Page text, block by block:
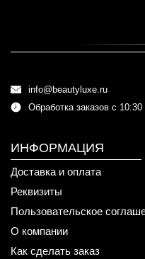
info@beautyluxe.ru
Обработка заказов с
ИНФОРМАЦИЯ
Доставка и оплата
Реквизиты
Пользовательское
О компании
Как сделать заказ